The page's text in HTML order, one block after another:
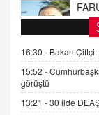
AV.
Kış
16:30 - Bakan
15:52 -
görüştü
13:21 -30 ilde